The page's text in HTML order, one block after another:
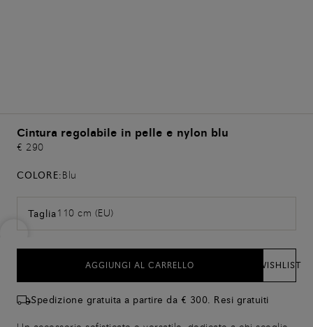
Cintura regolabile in pelle e nylon blu
€ 290
COLORE:Blu
Taglia110 cm (EU)
AGGIUNGI AL CARRELLO WISHLIST
Spedizione gratuita a partire da € 300. Resi gratuiti